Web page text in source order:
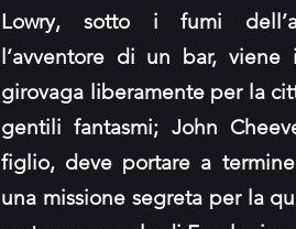
Lowry, sotto i fumi
l’avventore di un bar, viene
girovaga liberamente per la
gentili fantasmi; John
figlio, deve portare a
una missione segreta per la